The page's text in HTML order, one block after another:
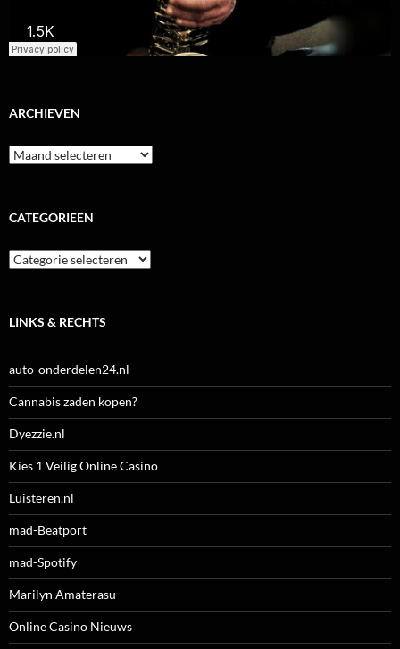
ARCHIEVEN
Archieven
CATEGORIEËN
Categorieën
LINKS & RECHTS
auto-onderdelen24.nl
Cannabis zaden kopen?
Dyezzie.nl
Kies 1 Veilig Online Casino
Luisteren.nl
mad-Beatport
mad-Spotify
Marilyn Amaterasu
Online Casino Nieuws